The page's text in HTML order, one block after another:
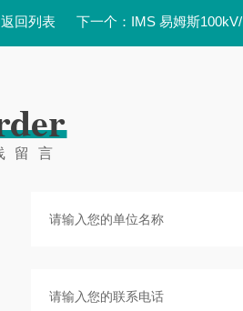
返回列表 下一个： IMS 易姆斯100kV/1000W/01IMS
留言